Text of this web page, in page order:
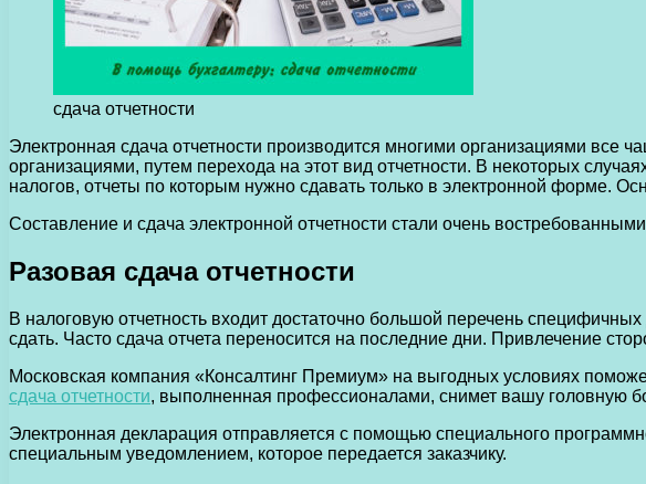
сдача отчетности
Электронная сдача отчетности производится многими организациями
организациями, путем перехода на этот вид отчетности. В некоторых
налогов, отчеты по которым нужно сдавать только в электронной форме.
Составление и сдача электронной отчетности стали очень
Разовая сдача отчетности
В налоговую отчетность входит достаточно большой перечень
сдать. Часто сдача отчета переносится на последние дни. Привлечение
Московская компания «Консалтинг Премиум» на выгодных условиях
сдача отчетности, выполненная профессионалами, снимет вашу головную
Электронная декларация отправляется с помощью специального
специальным уведомлением, которое передается заказчику.